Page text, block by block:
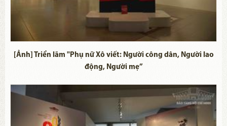
[Ảnh] Triển lãm "Phụ nữ Xô viết: Người công dân, Người lao
động, Người mẹ”